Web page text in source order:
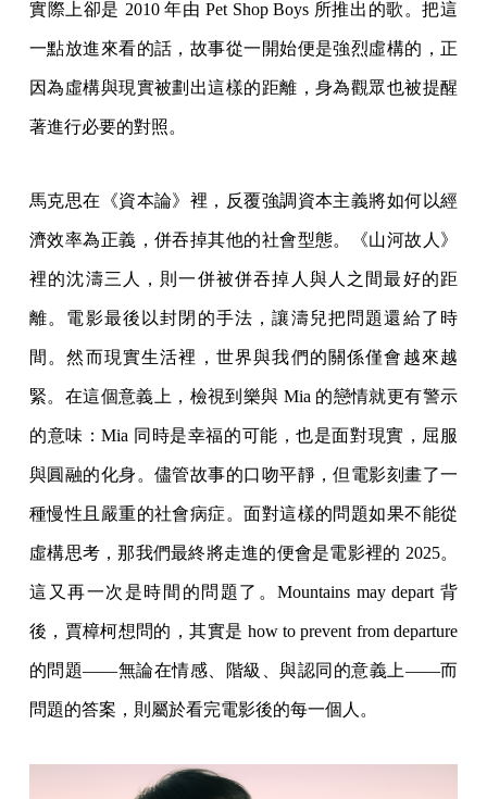
實際上卻是 2010 年由 Pet Shop Boys 所推出的歌。把這
一點放進來看的話，故事從一開始便是強烈虛構的，正
因為虛構與現實被劃出這樣的距離，身為觀眾也被提醒
著進行必要的對照。
馬克思在《資本論》裡，反覆強調資本主義將如何以經
濟效率為正義，併吞掉其他的社會型態。《山河故人》
裡的沈濤三人，則一併被併吞掉人與人之間最好的距
離。電影最後以封閉的手法，讓濤兒把問題還給了時
間。然而現實生活裡，世界與我們的關係僅會越來越
緊。在這個意義上，檢視到樂與 Mia 的戀情就更有警示
的意味：Mia 同時是幸福的可能，也是面對現實，屈服
與圓融的化身。儘管故事的口吻平靜，但電影刻畫了一
種慢性且嚴重的社會病症。面對這樣的問題如果不能從
虛構思考，那我們最終將走進的便會是電影裡的 2025。
這又再一次是時間的問題了。Mountains may depart 背
後，賈樟柯想問的，其實是 how to prevent from departure
的問題——無論在情感、階級、與認同的意義上——而
問題的答案，則屬於看完電影後的每一個人。